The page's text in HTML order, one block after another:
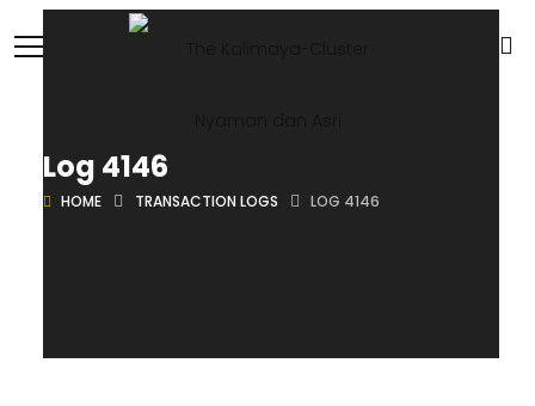
Log 4146
HOME TRANSACTION LOGS LOG 4146